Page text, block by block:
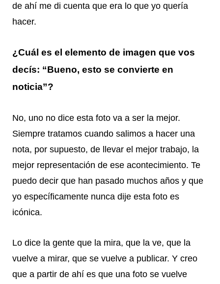
de ahí me di cuenta que era lo que yo quería
hacer.
¿Cuál es el elemento de imagen que vos
decís: “Bueno, esto se convierte en
noticia”?
No, uno no dice esta foto va a ser la mejor.
Siempre tratamos cuando salimos a hacer una
nota, por supuesto, de llevar el mejor trabajo, la
mejor representación de ese acontecimiento. Te
puedo decir que han pasado muchos años y que
yo específicamente nunca dije esta foto es
icónica.
Lo dice la gente que la mira, que la ve, que la
vuelve a mirar, que se vuelve a publicar. Y creo
que a partir de ahí es que una foto se vuelve